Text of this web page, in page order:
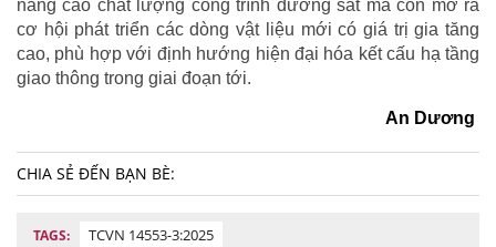
nâng cao chất lượng công trình đường sắt mà còn mở ra
cơ hội phát triển các dòng vật liệu mới có giá trị gia tăng
cao, phù hợp với định hướng hiện đại hóa kết cấu hạ tầng
giao thông trong giai đoạn tới.
An Dương
CHIA SẺ ĐẾN BẠN BÈ:
TAGS:
TCVN 14553-3:2025